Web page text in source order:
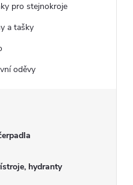
pro stejnokroje
a tašky
oděvy
hydranty